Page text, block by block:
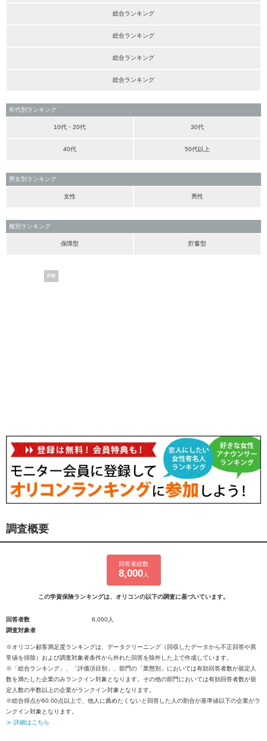
総合ランキング
総合ランキング
総合ランキング
総合ランキング
年代別ランキング
10代・20代 30代
40代 50代以上
男女別ランキング
女性 男性
種別ランキング
保障型 貯蓄型
PR
調査概要
回答者総数
8,000人
この学資保険ランキングは、オリコンの以下の調査に基づいています。
回答者数
8,000人
調査対象者
※オリコン顧客満足度ランキングは、データクリーニング（回収したデータから不正回答や異
常値を排除）および調査対象者条件から外れた回答を除外した上で作成しています。
※「総合ランキング」、「評価項目別」、部門の「業態別」においては有効回答者数が規定人
数を満たした企業のみランクイン対象となります。その他の部門においては有効回答者数が規
定人数の半数以上の企業がランクイン対象となります。
※総合得点が60.00点以上で、他人に薦めたくないと回答した人の割合が基準値以下の企業がラ
ンクイン対象となります。
≫ 詳細はこちら